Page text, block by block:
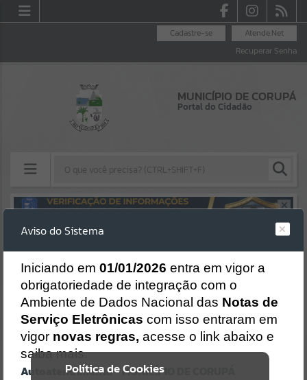
Atende.Net
Cadastre-se
Recuperar Senha
MUNICÍPIO DE CORUPÁ
Portal do Cidadão
Resultados para""
Portais
Por favor, aguarde...
NOTÍCIAS
Por favor, aguarde...
AUTOATENDIMENTO
Política de Cookies
Aviso do Sistema
Iniciando em 01/01/2026 entra em vigor a
obrigatoriedade de integração com o
Ambiente de Dados Nacional das Notas de
Serviço Eletrônicas com isso entraram em
vigor novas regras, acesse o link abaixo e
saiba mais.
Autoatendimento - MUNICÍPIO DE CORUPÁ
Erro
Gerenciamento do Sistema
CÓDIGO DA MENSAGEM:
Ocorreu um erro de script:
Uncaught SyntaxError: Unexpected token '('
https://corupa.atende.net/cidadao/pagina/static/bundle/wpo_index
_2_base_l2_portal_editores_sync_dd63a725aa1a3e42e62571aa199b6
7e2.js?v=816ac05d:47
Verificar Mais Detalhes